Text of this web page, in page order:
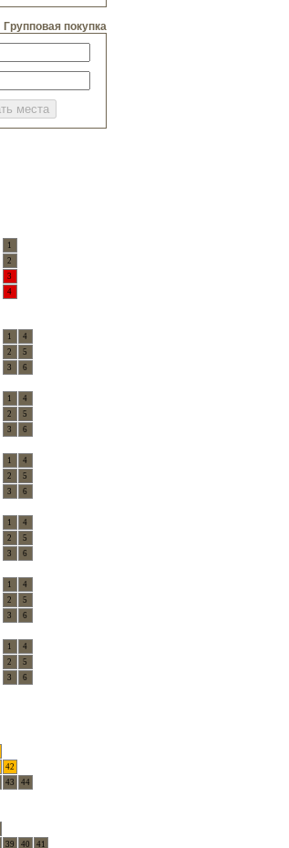
Групповая покупка
1
2
3
4
1
4
2
5
3
6
1
4
2
5
3
6
1
4
2
5
3
6
1
4
2
5
3
6
1
4
2
5
3
6
1
4
2
5
3
6
42
43
44
39 40 41